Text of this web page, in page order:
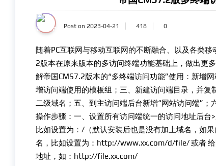
Post on 2023-04-21 418 0
随着PC互联网与移动互联网的不断融合、以及各类
2版本在原来版本的多访问终端功能基础上，做出更
解帝国CMS7.2版本的“多终端访问功能”使用：新增
增访问端使用的模板组；三、新建访问端目录，并
二级域名；五、到主访问端后台新增“网站访问端”
操作步骤：一、设置所有访问端统一的访问地址后台
比如设置为：/（默认安装后也是没有加上域名，如
名，比如设置为：http://www.xx.com/d/file/ 或者
地址，如：http://file.xx.com/